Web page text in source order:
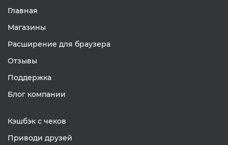
Главная
Магазины
Расширение для браузера
Отзывы
Поддержка
Блог компании
Кэшбэк с чеков
Приводи друзей